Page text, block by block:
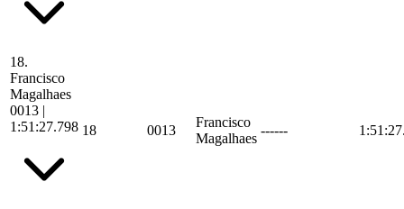
18.
Francisco
Magalhaes
0013 |
1:51:27.798 18 0013
Francisco
Magalhaes
------